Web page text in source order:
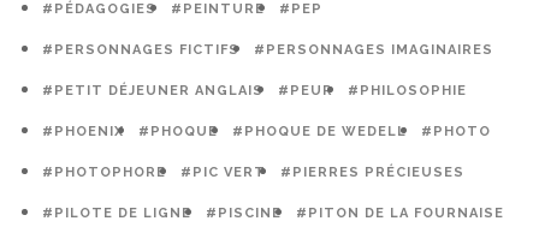
#PÉDAGOGIES #PEINTURE #PEP
#PERSONNAGES FICTIFS #PERSONNAGES IMAGINAIRES
#PETIT DÉJEUNER ANGLAIS #PEUR #PHILOSOPHIE
#PHOENIX #PHOQUE #PHOQUE DE WEDELL #PHOTO
#PHOTOPHORE #PIC VERT #PIERRES PRÉCIEUSES
#PILOTE DE LIGNE #PISCINE #PITON DE LA FOURNAISE